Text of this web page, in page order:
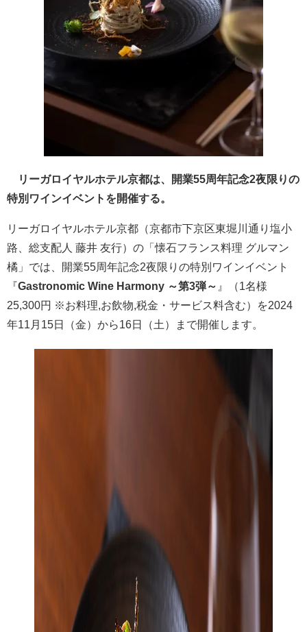
リーガロイヤルホテル京都は、開業55周年記念2夜限りの
特別ワインイベントを開催する。
リーガロイヤルホテル京都（京都市下京区東堀川通り塩小
路、総支配人 藤井 友行）の「懐石フランス料理 グルマン
橘」では、開業55周年記念2夜限りの特別ワインイベント
『Gastronomic Wine Harmony ～第3弾～ 』（1名様
25,300円 ※お料理,お飲物,税金・サービス料含む）を2024
年11月15日（金）から16日（土）まで開催します。